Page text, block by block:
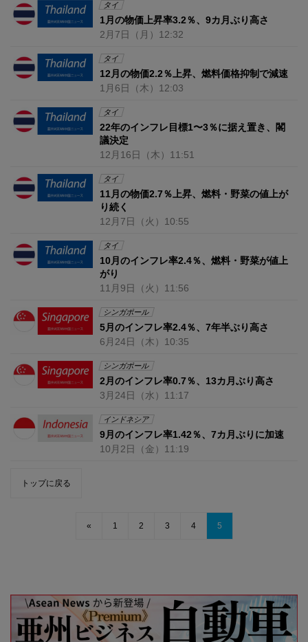
タイ
1月の物価上昇率3.2％、9カ月ぶり高さ
2月7日 （月） 12:32
タイ
12月の物価2.2％上昇、燃料価格抑制で減速
1月6日 （木） 12:03
タイ
22年のインフレ目標1〜3％に据え置き、閣
議決定
12月16日 （木） 11:51
タイ
11月の物価2.7％上昇、燃料・野菜の値上が
り続く
12月7日 （火） 10:55
タイ
10月のインフレ率2.4％、燃料・野菜が値上
がり
11月9日 （火） 11:56
シンガポール
5月のインフレ率2.4％、7年半ぶり高さ
6月24日 （木） 10:35
シンガポール
2月のインフレ率0.7％、13カ月ぶり高さ
3月24日 （水） 11:17
インドネシア
9月のインフレ率1.42％、7カ月ぶりに加速
10月2日 （金） 11:19
トップに戻る
« 1 2 3 4 5